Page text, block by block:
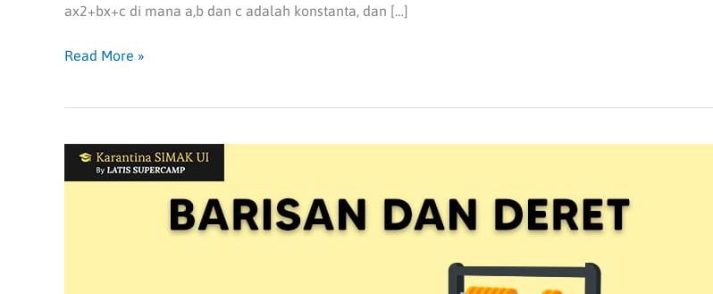
ax2+bx+c di mana a,b dan c adalah konstanta, dan […]
Read More »
Soal
Barisan